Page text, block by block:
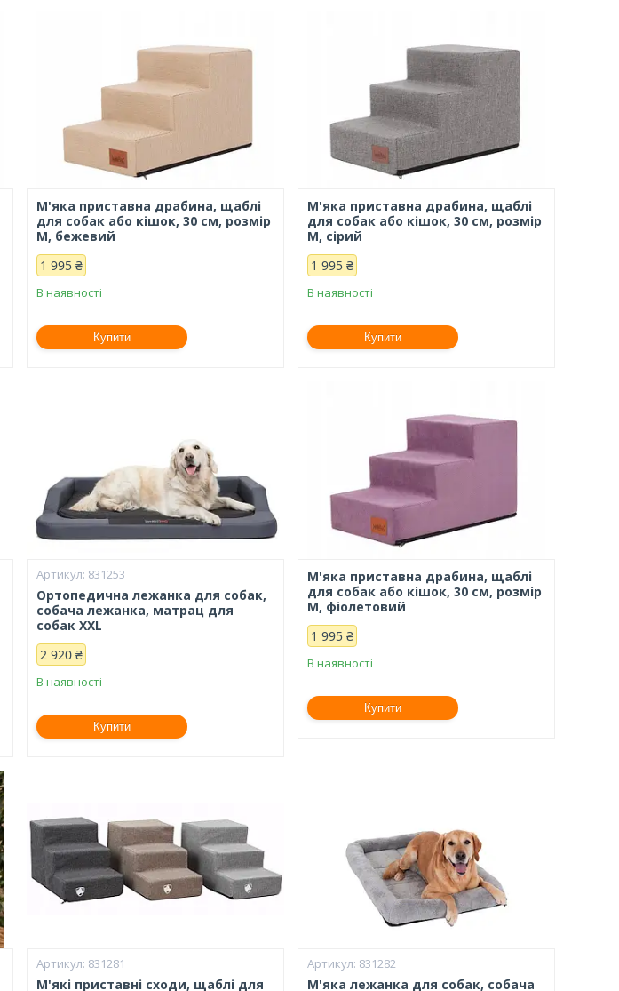
М'яка приставна драбина, щаблі
для собак або кішок, 30 см, розмір
М, бежевий
1 995 ₴
В наявності
Купити
М'яка приставна драбина, щаблі
для собак або кішок, 30 см, розмір
М, сірий
1 995 ₴
В наявності
Купити
831253
Ортопедична лежанка для собак,
собача лежанка, матрац для
собак ХXL
2 920 ₴
В наявності
Купити
М'яка приставна драбина, щаблі
для собак або кішок, 30 см, розмір
М, фіолетовий
1 995 ₴
В наявності
Купити
831281
М'які приставні сходи, щаблі для
831282
М'яка лежанка для собак, собача